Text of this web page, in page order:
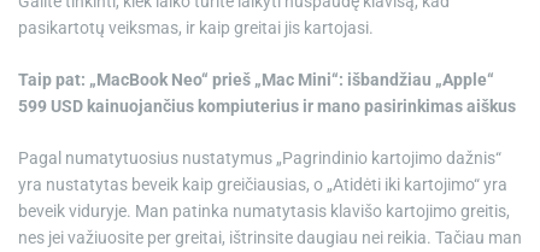
pasikartotų veiksmas, ir kaip greitai jis kartojasi.
Taip pat: „MacBook Neo“ prieš „Mac Mini“: išbandžiau „Apple“
599 USD kainuojančius kompiuterius ir mano pasirinkimas aiškus
Pagal numatytuosius nustatymus „Pagrindinio kartojimo dažnis“
yra nustatytas beveik kaip greičiausias, o „Atidėti iki kartojimo“ yra
beveik viduryje. Man patinka numatytasis klavišo kartojimo greitis,
nes jei važiuosite per greitai, ištrinsite daugiau nei reikia. Tačiau man